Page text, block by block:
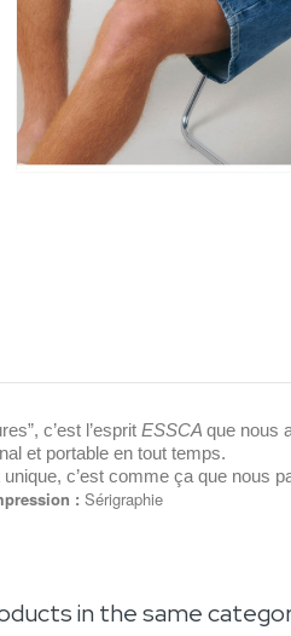
c’est l’esprit ESSCA que nous
et portable en tout temps.
c’est comme ça que nous
: Sérigraphie
in the same